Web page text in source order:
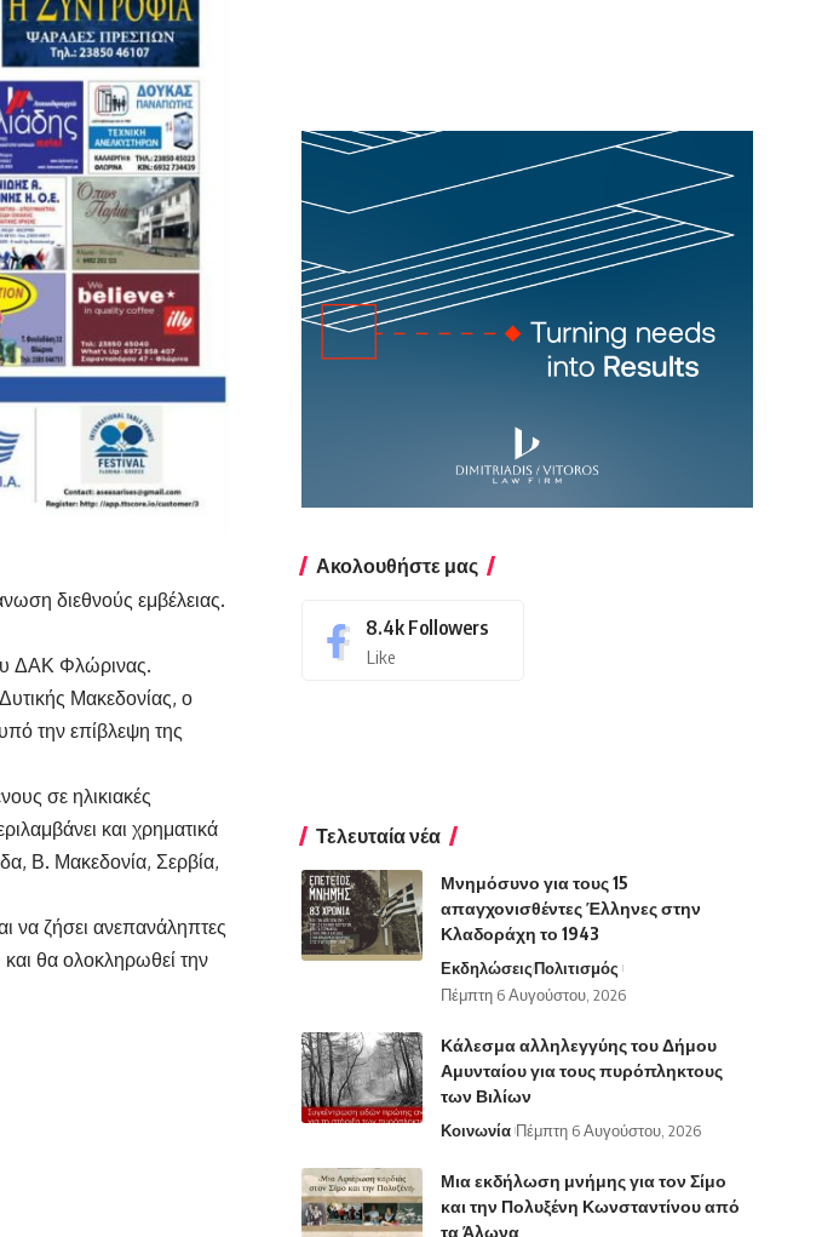
διεθνούς εμβέλειας.
ΔΑΚ Φλώρινας.
Μακεδονίας, ο
την επίβλεψη της
σε ηλικιακές
και χρηματικά
Β. Μακεδονία, Σερβία,
να ζήσει ανεπανάληπτες
θα ολοκληρωθεί την
Ακολουθήστε μας
8.4k Followers
Like
Τελευταία νέα
Μνημόσυνο για τους 15
απαγχονισθέντες Έλληνες στην
Κλαδοράχη το 1943
ΕκδηλώσειςΠολιτισμός
Πέμπτη 6 Αυγούστου, 2026
Κάλεσμα αλληλεγγύης του Δήμου
Αμυνταίου για τους πυρόπληκτους
των Βιλίων
Κοινωνία Πέμπτη 6 Αυγούστου, 2026
Μια εκδήλωση μνήμης για τον Σίμο
και την Πολυξένη Κωνσταντίνου από
τα Άλωνα